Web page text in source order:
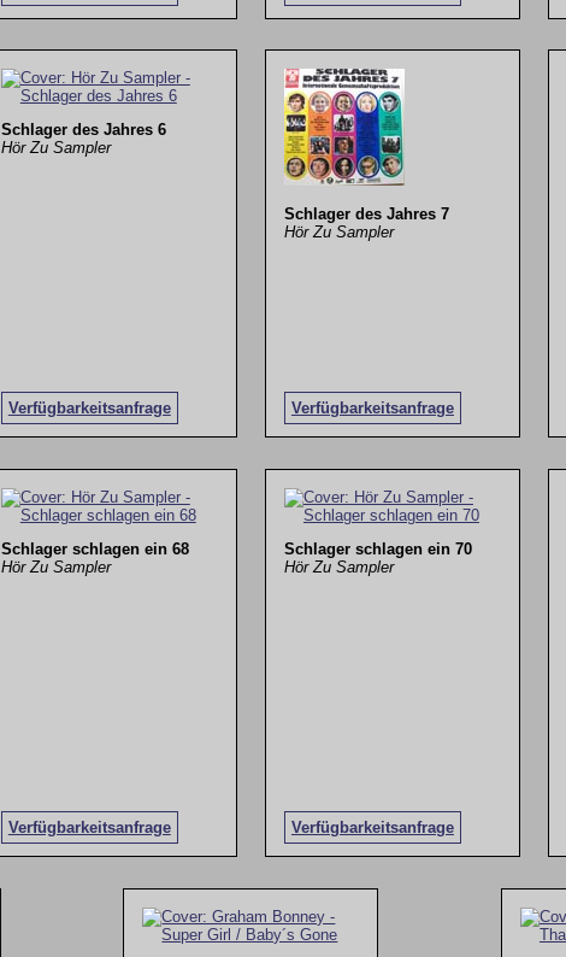
Schlager des Jahres 6
Hör Zu Sampler
Verfügbarkeitsanfrage
Schlager des Jahres 7
Hör Zu Sampler
Verfügbarkeitsanfrage
Schlager schlagen ein 68
Hör Zu Sampler
Verfügbarkeitsanfrage
Schlager schlagen ein 70
Hör Zu Sampler
Verfügbarkeitsanfrage